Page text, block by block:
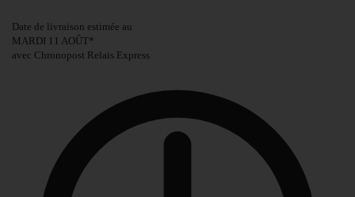
Date de livraison estimée au
MARDI 11 AOÛT*
avec Chronopost Relais Express